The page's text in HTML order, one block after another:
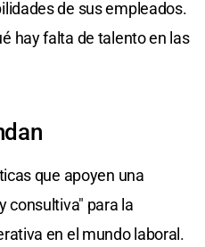
de sus empleados.
hay falta de talento en las
que apoyen una
consultiva" para la
en el mundo laboral.